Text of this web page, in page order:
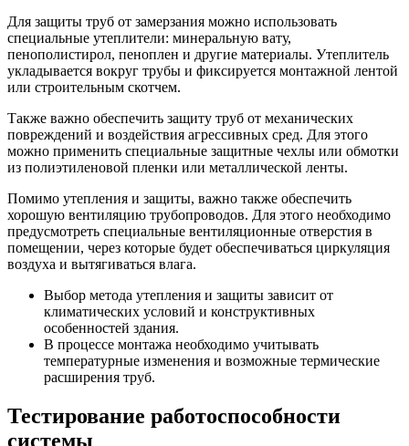
Для защиты труб от замерзания можно использовать
специальные утеплители: минеральную вату,
пенополистирол, пеноплен и другие материалы. Утеплитель
укладывается вокруг трубы и фиксируется монтажной лентой
или строительным скотчем.
Также важно обеспечить защиту труб от механических
повреждений и воздействия агрессивных сред. Для этого
можно применить специальные защитные чехлы или обмотки
из полиэтиленовой пленки или металлической ленты.
Помимо утепления и защиты, важно также обеспечить
хорошую вентиляцию трубопроводов. Для этого необходимо
предусмотреть специальные вентиляционные отверстия в
помещении, через которые будет обеспечиваться циркуляция
воздуха и вытягиваться влага.
Выбор метода утепления и защиты зависит от
климатических условий и конструктивных
особенностей здания.
В процессе монтажа необходимо учитывать
температурные изменения и возможные термические
расширения труб.
Тестирование работоспособности
системы